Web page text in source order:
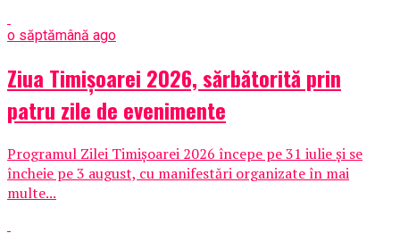
o săptămână ago
Ziua Timișoarei 2026, sărbătorită prin
patru zile de evenimente
Programul Zilei Timișoarei 2026 începe pe 31 iulie și se
încheie pe 3 august, cu manifestări organizate în mai
multe...